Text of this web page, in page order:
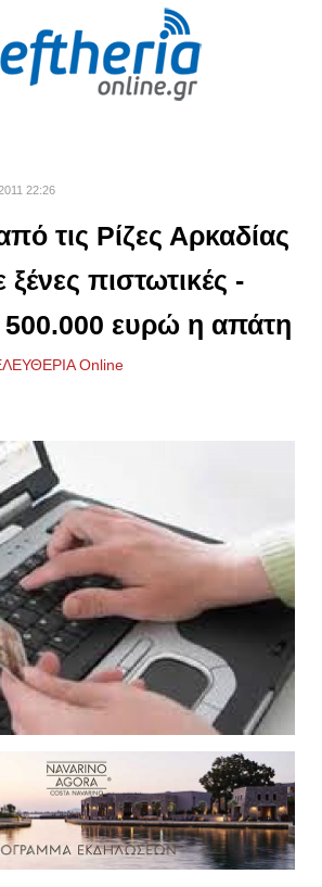
22:26
τις Ρίζες Αρκαδίας
πιστωτικές -
ευρώ η απάτη
Online